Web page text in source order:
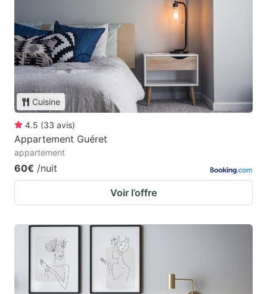
Cuisine
4.5 (33 avis)
Appartement Guéret
appartement
60€ /nuit
Voir l’offre